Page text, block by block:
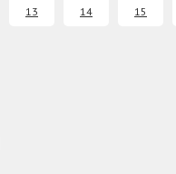
13
14
15